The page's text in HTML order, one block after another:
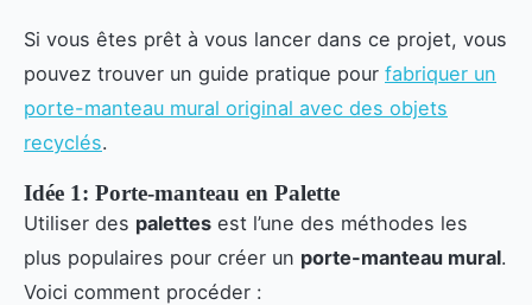
Si vous êtes prêt à vous lancer dans ce projet, vous
pouvez trouver un guide pratique pour fabriquer un
porte-manteau mural original avec des objets
recyclés.
Idée 1: Porte-manteau en Palette
Utiliser des palettes est l’une des méthodes les
plus populaires pour créer un porte-manteau mural.
Voici comment procéder :